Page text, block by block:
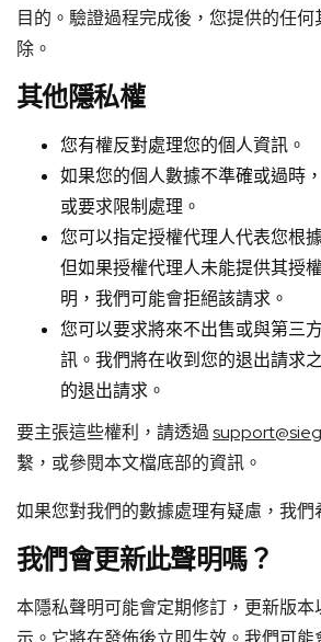
目的。驗證過程完成後，您提供的任何
除。
其他隱私權
您有權反對處理您的個人資訊。
如果您的個人數據不準確或過時
或要求限制處理。
您可以指定授權代理人代表您根
但如果授權代理人未能提供其授
明，我們可能會拒絕該請求。
您可以要求將來不出售或與第三
訊。我們將在收到您的退出請求
的退出請求。
要主張這些權利，請透過
繫，或參閱本文檔底部的資訊。
如果您對我們的數據處理有疑慮，我們
我們會更新此聲明嗎？
本隱私聲明可能會定期修訂，更新版本